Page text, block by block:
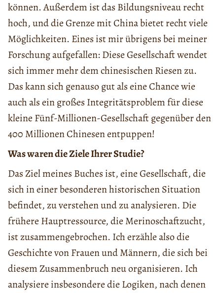
können. Außerdem ist das Bildungsniveau recht
hoch, und die Grenze mit China bietet recht viele
Möglichkeiten. Eines ist mir übrigens bei meiner
Forschung aufgefallen: Diese Gesellschaft wendet
sich immer mehr dem chinesischen Riesen zu.
Das kann sich genauso gut als eine Chance wie
auch als ein großes Integritätsproblem für diese
kleine Fünf-Millionen-Gesellschaft gegenüber den
400 Millionen Chinesen entpuppen!
Was waren die Ziele Ihrer Studie?
Das Ziel meines Buches ist, eine Gesellschaft, die
sich in einer besonderen historischen Situation
befindet, zu verstehen und zu analysieren. Die
frühere Hauptressource, die Merinoschaftzucht,
ist zusammengebrochen. Ich erzähle also die
Geschichte von Frauen und Männern, die sich bei
diesem Zusammenbruch neu organisieren. Ich
analysiere insbesondere die Logiken, nach denen